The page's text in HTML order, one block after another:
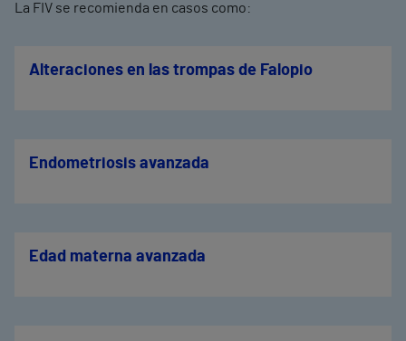
La FIV se recomienda en casos como:
Alteraciones en las trompas de Falopio
Endometriosis avanzada
Edad materna avanzada